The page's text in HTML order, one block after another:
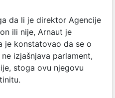
da li je direktor Agencije
ili nije, Arnaut je
je konstatovao da se o
izjašnjava parlament,
stoga ovu njegovu